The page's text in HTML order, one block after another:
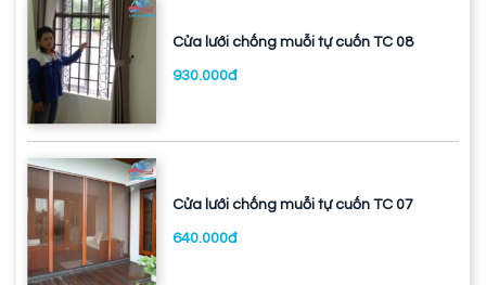
Cửa lưới chống muỗi tự cuốn TC 08
930.000đ
Cửa lưới chống muỗi tự cuốn TC 07
640.000đ